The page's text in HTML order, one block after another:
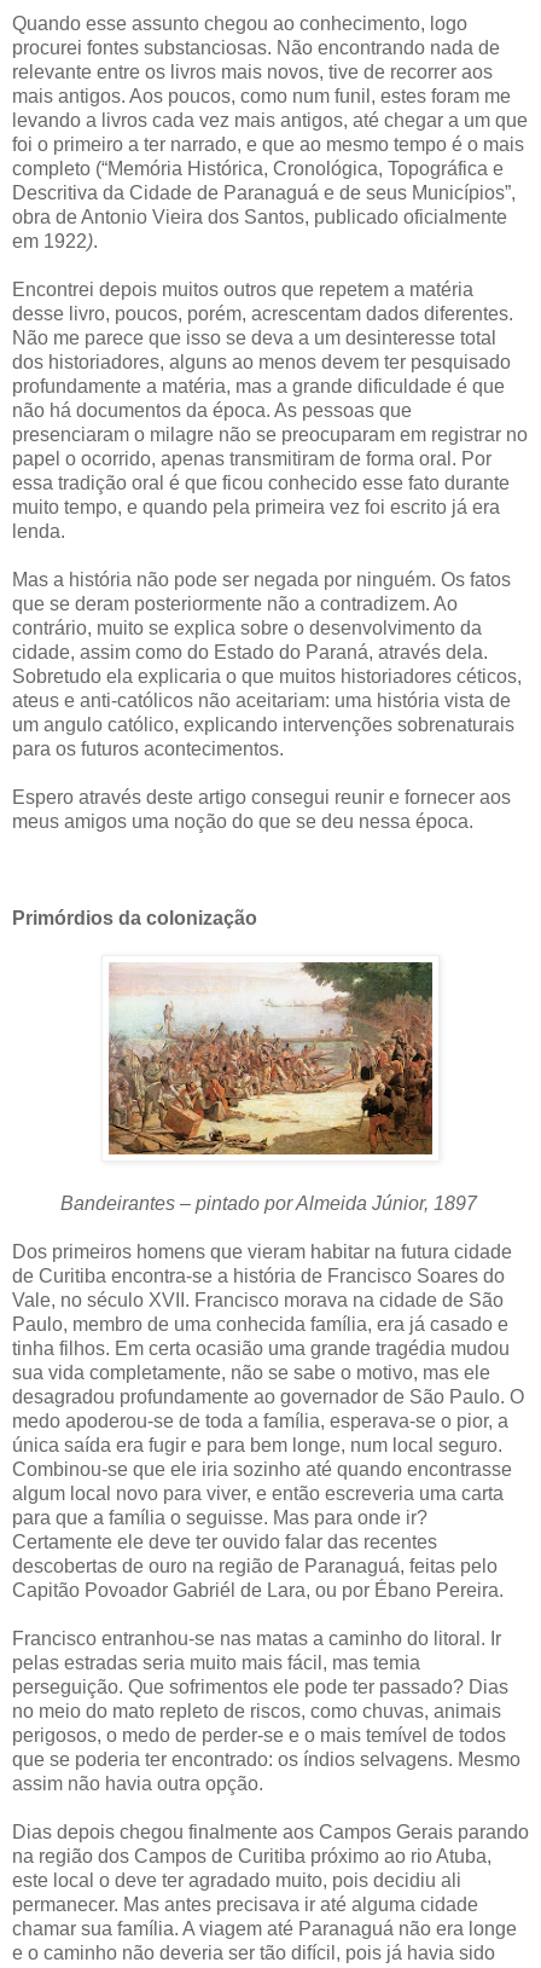
Quando esse assunto chegou ao conhecimento, logo
procurei fontes substanciosas. Não encontrando nada de
relevante entre os livros mais novos, tive de recorrer aos
mais antigos. Aos poucos, como num funil, estes foram me
levando a livros cada vez mais antigos, até chegar a um que
foi o primeiro a ter narrado, e que ao mesmo tempo é o mais
completo (“Memória Histórica, Cronológica, Topográfica e
Descritiva da Cidade de Paranaguá e de seus Municípios”,
obra de Antonio Vieira dos Santos, publicado oficialmente
em 1922).
Encontrei depois muitos outros que repetem a matéria
desse livro, poucos, porém, acrescentam dados diferentes.
Não me parece que isso se deva a um desinteresse total
dos historiadores, alguns ao menos devem ter pesquisado
profundamente a matéria, mas a grande dificuldade é que
não há documentos da época. As pessoas que
presenciaram o milagre não se preocuparam em registrar no
papel o ocorrido, apenas transmitiram de forma oral. Por
essa tradição oral é que ficou conhecido esse fato durante
muito tempo, e quando pela primeira vez foi escrito já era
lenda.
Mas a história não pode ser negada por ninguém. Os fatos
que se deram posteriormente não a contradizem. Ao
contrário, muito se explica sobre o desenvolvimento da
cidade, assim como do Estado do Paraná, através dela.
Sobretudo ela explicaria o que muitos historiadores céticos,
ateus e anti-católicos não aceitariam: uma história vista de
um angulo católico, explicando intervenções sobrenaturais
para os futuros acontecimentos.
Espero através deste artigo consegui reunir e fornecer aos
meus amigos uma noção do que se deu nessa época.
Primórdios da colonização
Bandeirantes – pintado por Almeida Júnior, 1897
Dos primeiros homens que vieram habitar na futura cidade
de Curitiba encontra-se a história de Francisco Soares do
Vale, no século XVII. Francisco morava na cidade de São
Paulo, membro de uma conhecida família, era já casado e
tinha filhos. Em certa ocasião uma grande tragédia mudou
sua vida completamente, não se sabe o motivo, mas ele
desagradou profundamente ao governador de São Paulo. O
medo apoderou-se de toda a família, esperava-se o pior, a
única saída era fugir e para bem longe, num local seguro.
Combinou-se que ele iria sozinho até quando encontrasse
algum local novo para viver, e então escreveria uma carta
para que a família o seguisse. Mas para onde ir?
Certamente ele deve ter ouvido falar das recentes
descobertas de ouro na região de Paranaguá, feitas pelo
Capitão Povoador Gabriél de Lara, ou por Ébano Pereira.
Francisco entranhou-se nas matas a caminho do litoral. Ir
pelas estradas seria muito mais fácil, mas temia
perseguição. Que sofrimentos ele pode ter passado? Dias
no meio do mato repleto de riscos, como chuvas, animais
perigosos, o medo de perder-se e o mais temível de todos
que se poderia ter encontrado: os índios selvagens. Mesmo
assim não havia outra opção.
Dias depois chegou finalmente aos Campos Gerais parando
na região dos Campos de Curitiba próximo ao rio Atuba,
este local o deve ter agradado muito, pois decidiu ali
permanecer. Mas antes precisava ir até alguma cidade
chamar sua família. A viagem até Paranaguá não era longe
e o caminho não deveria ser tão difícil, pois já havia sido